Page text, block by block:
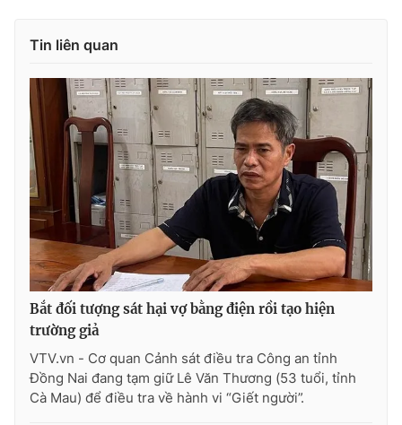
® Cấm sao chép dưới mọi hình thức nếu không có sự chấp
thuận bằng văn bản. Ghi rõ nguồn VTV.vn khi phát hành lại
thông tin từ website này.
Tin liên quan
Bắt đối tượng sát hại vợ bằng điện rồi tạo hiện
trường giả
VTV.vn - Cơ quan Cảnh sát điều tra Công an tỉnh
Đồng Nai đang tạm giữ Lê Văn Thương (53 tuổi, tỉnh
Cà Mau) để điều tra về hành vi “Giết người”.